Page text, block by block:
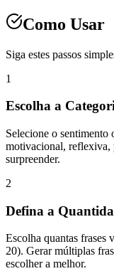
Como Usar
Siga estes passos
1
Escolha a
Selecione o sentimento
motivacional, reflexiva,
surpreender.
2
Defina a
Escolha quantas frases
20). Gerar múltiplas
escolher a melhor.